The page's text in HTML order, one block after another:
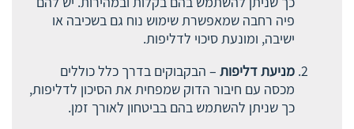
פיה רחבה שמאפשרת שימוש נוח גם בשכיבה או
ישיבה, ומונעת סיכוי לדליפות.
מניעת דליפות – הבקבוקים בדרך כלל כוללים
מכסה עם חיבור הדוק שמפחית את הסיכון לדליפות,
כך שניתן להשתמש בהם בביטחון לאורך זמן.